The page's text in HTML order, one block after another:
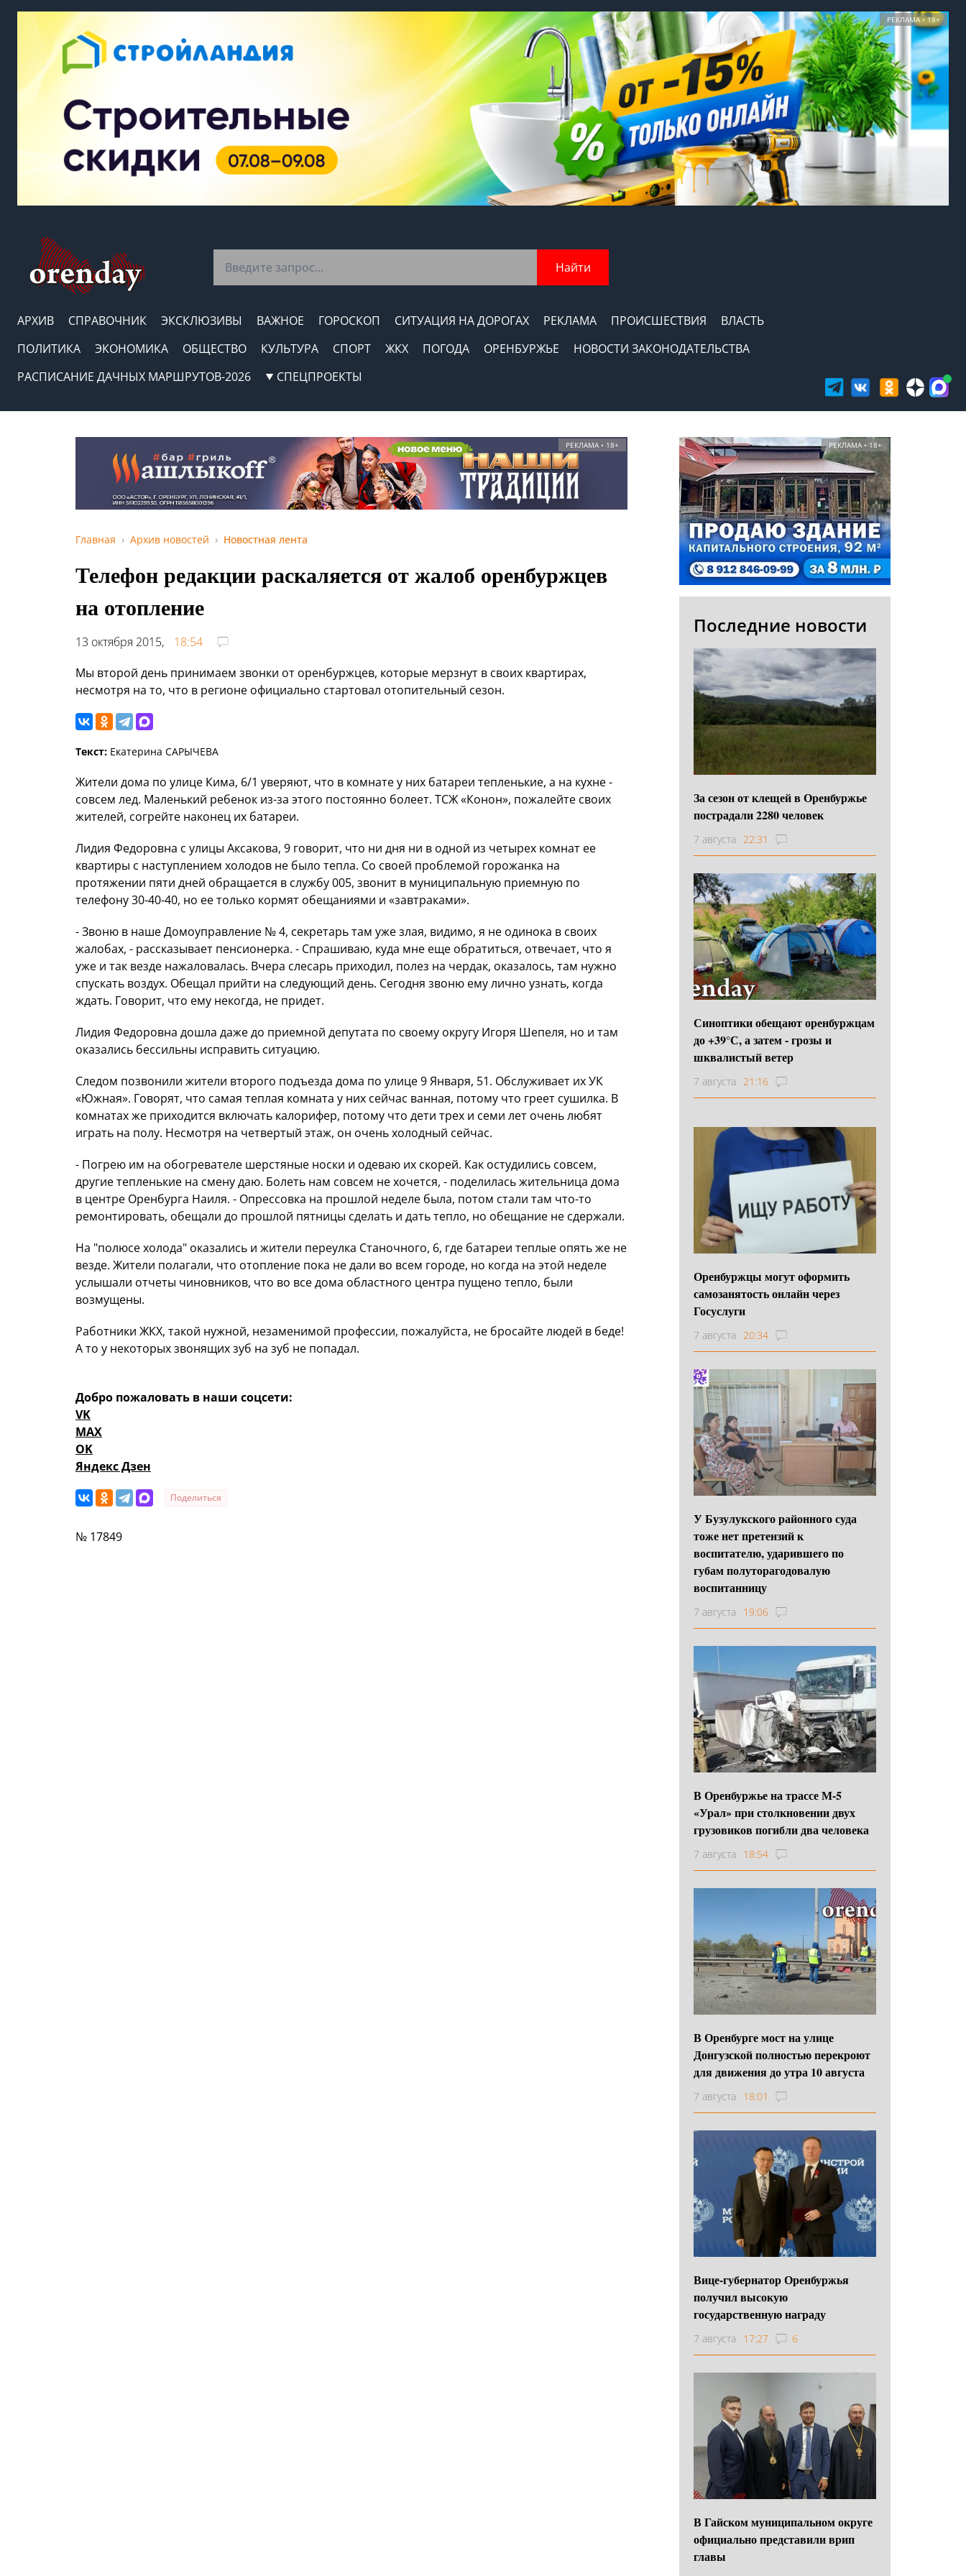
РЕКЛАМА • 18+
Найти
АРХИВ СПРАВОЧНИК ЭКСКЛЮЗИВЫ ВАЖНОЕ ГОРОСКОП СИТУАЦИЯ НА ДОРОГАХ РЕКЛАМА ПРОИСШЕСТВИЯ
ВЛАСТЬ
ПОЛИТИКА
ЭКОНОМИКА ОБЩЕСТВО КУЛЬТУРА СПОРТ ЖКХ ПОГОДА ОРЕНБУРЖЬЕ
НОВОСТИ ЗАКОНОДАТЕЛЬСТВА
РАСПИСАНИЕ ДАЧНЫХ МАРШРУТОВ-2026
СПЕЦПРОЕКТЫ
РЕКЛАМА • 18+
Главная Архив новостей Новостная лента
Телефон редакции раскаляется от жалоб оренбуржцев
на отопление
13 октября 2015,
18:54
Мы второй день принимаем звонки от оренбуржцев, которые мерзнут в своих квартирах,
несмотря на то, что в регионе официально стартовал отопительный сезон.
Текст: Екатерина САРЫЧЕВА
Жители дома по улице Кима, 6/1 уверяют, что в комнате у них батареи тепленькие, а на кухне -
совсем лед. Маленький ребенок из-за этого постоянно болеет. ТСЖ «Конон», пожалейте своих
жителей, согрейте наконец их батареи.
Лидия Федоровна с улицы Аксакова, 9 говорит, что ни дня ни в одной из четырех комнат ее
квартиры с наступлением холодов не было тепла. Со своей проблемой горожанка на
протяжении пяти дней обращается в службу 005, звонит в муниципальную приемную по
телефону 30-40-40, но ее только кормят обещаниями и «завтраками».
- Звоню в наше Домоуправление № 4, секретарь там уже злая, видимо, я не одинока в своих
жалобах, - рассказывает пенсионерка. - Спрашиваю, куда мне еще обратиться, отвечает, что я
уже и так везде нажаловалась. Вчера слесарь приходил, полез на чердак, оказалось, там нужно
спускать воздух. Обещал прийти на следующий день. Сегодня звоню ему лично узнать, когда
ждать. Говорит, что ему некогда, не придет.
Лидия Федоровна дошла даже до приемной депутата по своему округу Игоря Шепеля, но и там
оказались бессильны исправить ситуацию.
Следом позвонили жители второго подъезда дома по улице 9 Января, 51. Обслуживает их УК
«Южная». Говорят, что самая теплая комната у них сейчас ванная, потому что греет сушилка. В
комнатах же приходится включать калорифер, потому что дети трех и семи лет очень любят
играть на полу. Несмотря на четвертый этаж, он очень холодный сейчас.
- Погрею им на обогревателе шерстяные носки и одеваю их скорей. Как остудились совсем,
другие тепленькие на смену даю. Болеть нам совсем не хочется, - поделилась жительница дома
в центре Оренбурга Наиля. - Опрессовка на прошлой неделе была, потом стали там что-то
ремонтировать, обещали до прошлой пятницы сделать и дать тепло, но обещание не сдержали.
На "полюсе холода" оказались и жители переулка Станочного, 6, где батареи теплые опять же не
везде. Жители полагали, что отопление пока не дали во всем городе, но когда на этой неделе
услышали отчеты чиновников, что во все дома областного центра пущено тепло, были
возмущены.
Работники ЖКХ, такой нужной, незаменимой профессии, пожалуйста, не бросайте людей в беде!
А то у некоторых звонящих зуб на зуб не попадал.
Добро пожаловать в наши соцсети:
VK
MAX
OK
Яндекс Дзен
Поделиться
№ 17849
РЕКЛАМА • 18+
Последние новости
За сезон от клещей в Оренбуржье
пострадали 2280 человек
7 августа 22:31
Синоптики обещают оренбуржцам
до +39°С, а затем - грозы и
шквалистый ветер
7 августа 21:16
Оренбуржцы могут оформить
самозанятость онлайн через
Госуслуги
7 августа 20:34
У Бузулукского районного суда
тоже нет претензий к
воспитателю, ударившего по
губам полуторагодовалую
воспитанницу
7 августа 19:06
В Оренбуржье на трассе М-5
«Урал» при столкновении двух
грузовиков погибли два человека
7 августа 18:54
В Оренбурге мост на улице
Донгузской полностью перекроют
для движения до утра 10 августа
7 августа 18:01
Вице-губернатор Оренбуржья
получил высокую
государственную награду
7 августа 17:27 6
В Гайском муниципальном округе
официально представили врип
главы